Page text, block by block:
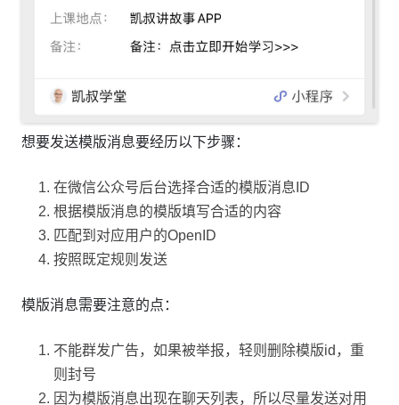
想要发送模版消息要经历以下步骤：
在微信公众号后台选择合适的模版消息ID
根据模版消息的模版填写合适的内容
匹配到对应用户的OpenID
按照既定规则发送
模版消息需要注意的点：
不能群发广告，如果被举报，轻则删除模版id，重
则封号
因为模版消息出现在聊天列表，所以尽量发送对用